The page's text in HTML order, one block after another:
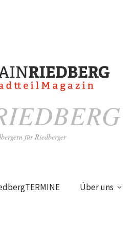
für Riedberger
Über uns